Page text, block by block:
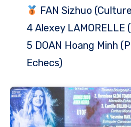
FAN Sizhuo
4 Alexey LAMORELLE
5 DOAN Hoang Minh
Echecs)